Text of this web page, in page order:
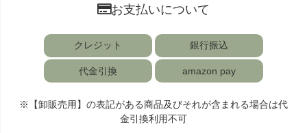
お支払いについて
クレジット 銀行振込
代金引換 amazon pay
※【卸販売用】の表記がある商品及びそれが含まれる場合は代
金引換利用不可